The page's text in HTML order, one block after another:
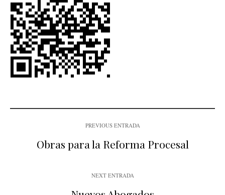
PREVIOUS ENTRADA
Obras para la Reforma Procesal
NEXT ENTRADA